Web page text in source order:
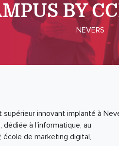
BY
NEVERS
innovant implanté à
à l’informatique, au
école de marketing digital,